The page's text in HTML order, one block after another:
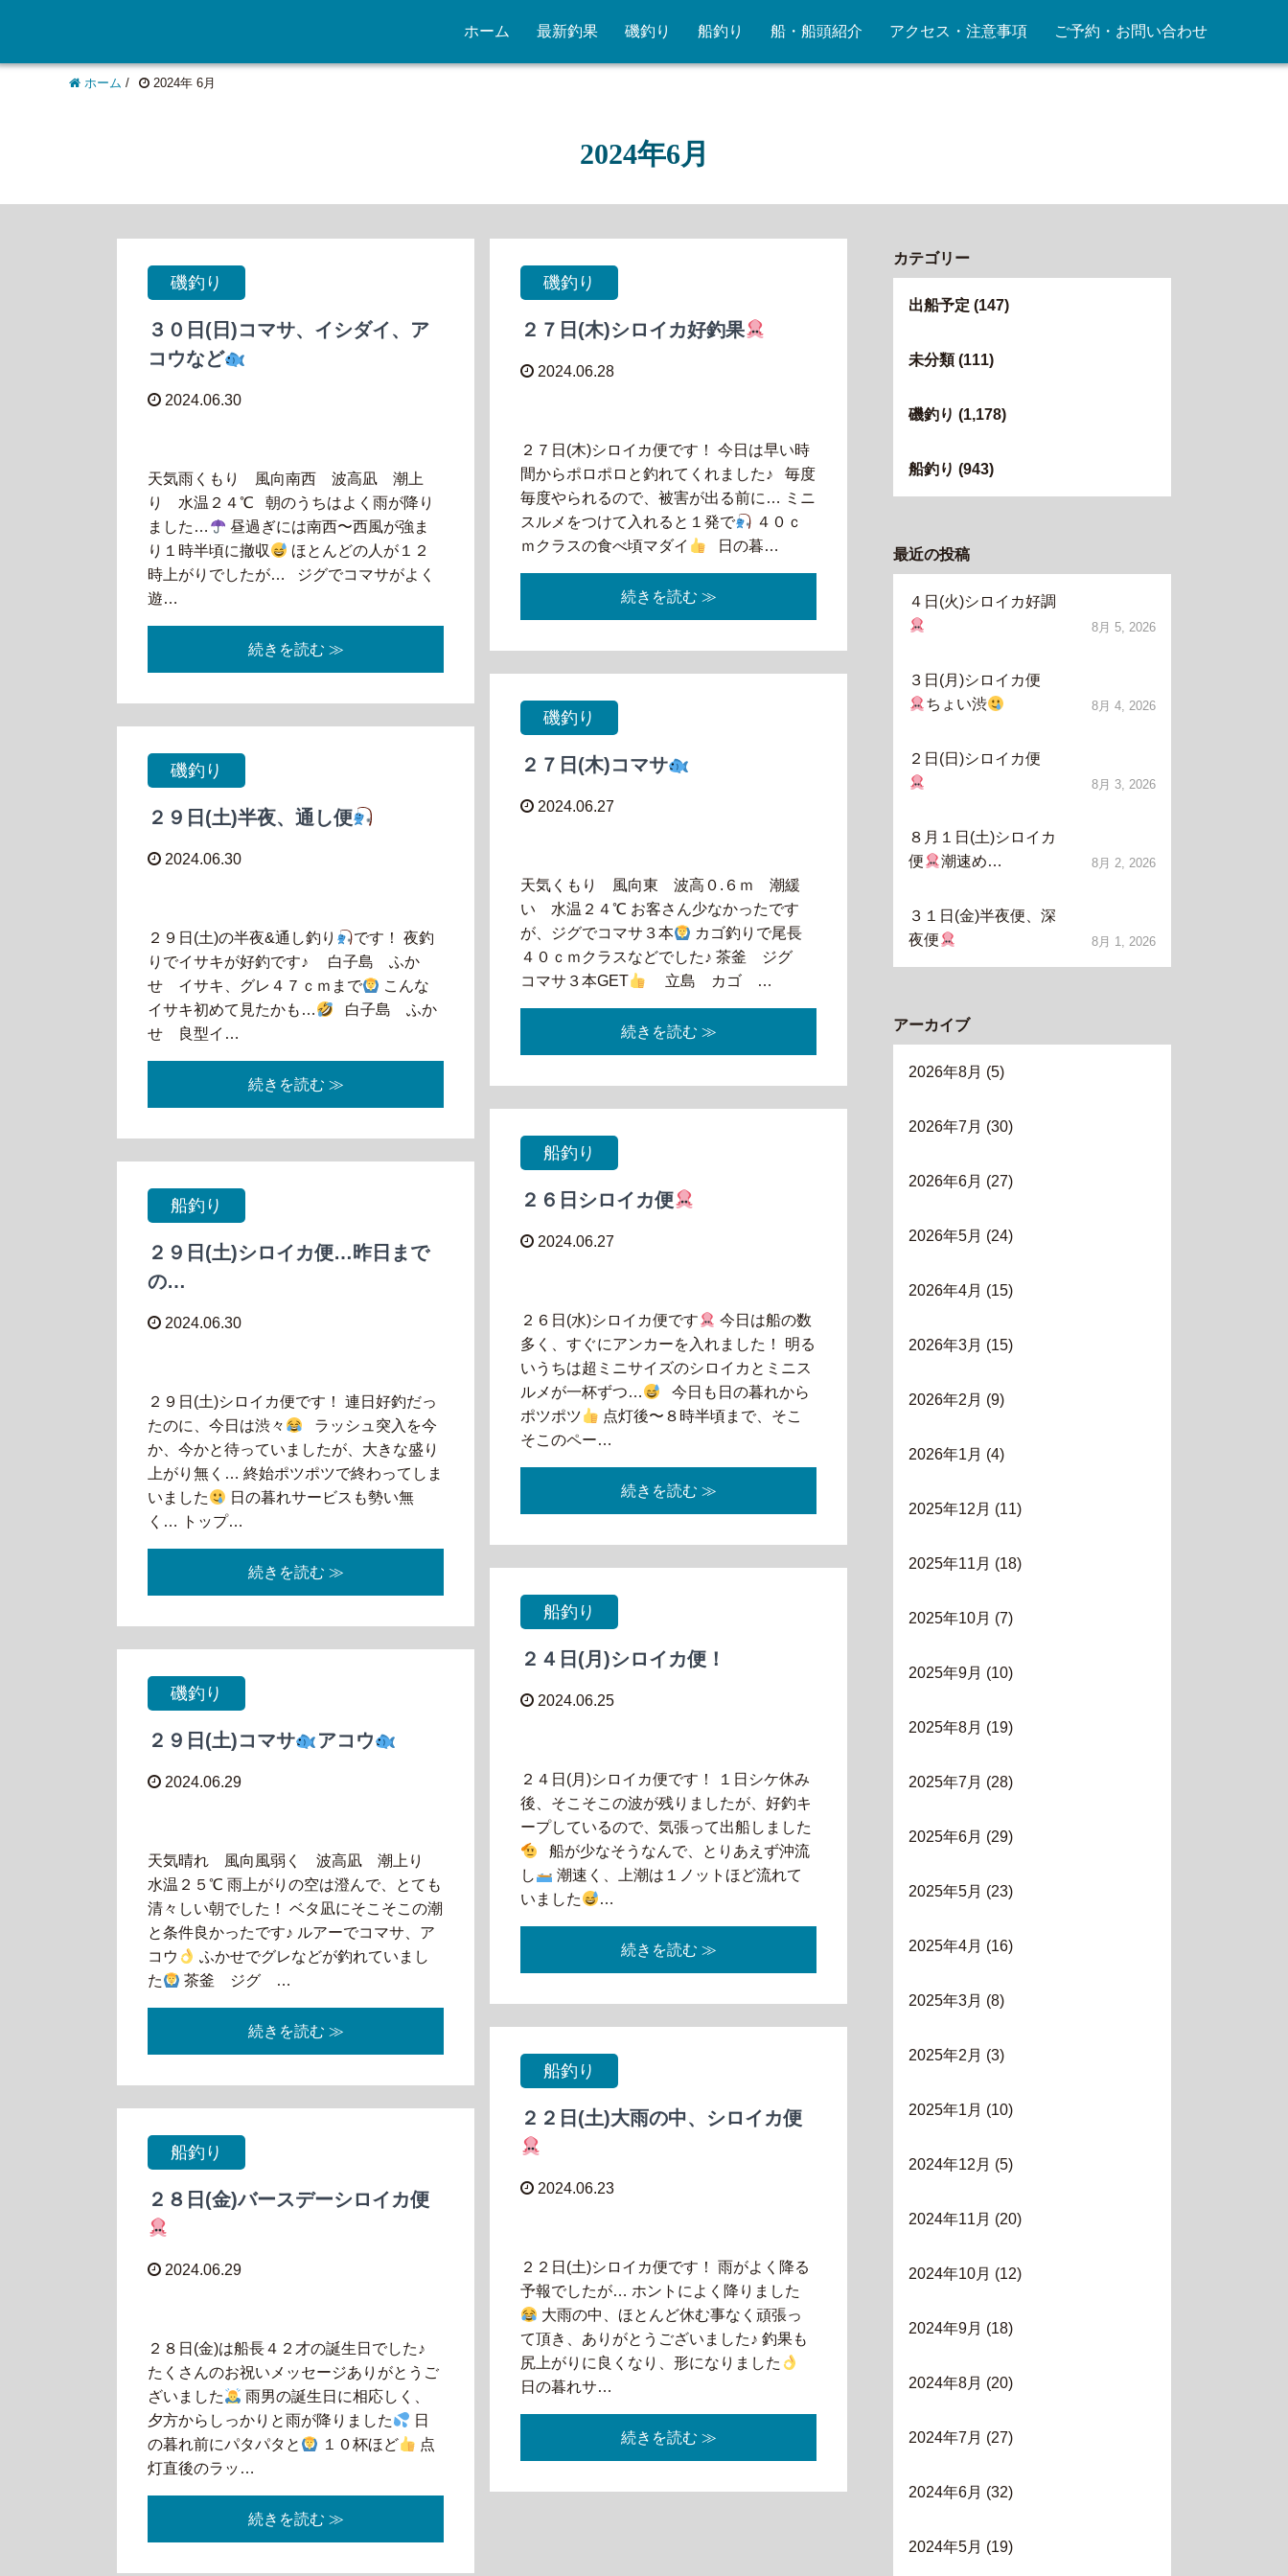
ホーム 最新釣果 磯釣り 船釣り 船・船頭紹介 アクセス・注意事項 ご予約・お問い合わせ
ホーム / 2024年 6月
2024年6月
磯釣り
３０日(日)コマサ、イシダイ、ア
コウなど
2024.06.30
天気雨くもり 風向南西 波高凪 潮上
り 水温２４℃ 朝のうちはよく雨が降り
ました…
昼過ぎには南西〜西風が強ま
り１時半頃に撤収
ほとんどの人が１２
時上がりでしたが… ジグでコマサがよく
遊…
続きを読む ≫
磯釣り
２９日(土)半夜、通し便
2024.06.30
２９日(土)の半夜&通し釣り
です！ 夜釣
りでイサキが好釣です♪ 白子島 ふか
せ イサキ、グレ４７ｃｍまで
こんな
イサキ初めて見たかも…
白子島 ふか
せ 良型イ…
続きを読む ≫
船釣り
２９日(土)シロイカ便…昨日まで
の…
2024.06.30
２９日(土)シロイカ便です！ 連日好釣だっ
たのに、今日は渋々
ラッシュ突入を今
か、今かと待っていましたが、大きな盛り
上がり無く… 終始ポツポツで終わってしま
いました
日の暮れサービスも勢い無
く… トップ…
続きを読む ≫
磯釣り
２９日(土)コマサ アコウ
2024.06.29
天気晴れ 風向風弱く 波高凪 潮上り
水温２５℃ 雨上がりの空は澄んで、とても
清々しい朝でした！ ベタ凪にそこそこの潮
と条件良かったです♪ ルアーでコマサ、ア
コウ
ふかせでグレなどが釣れていまし
た
茶釜 ジグ …
続きを読む ≫
船釣り
２８日(金)バースデーシロイカ便
2024.06.29
２８日(金)は船長４２才の誕生日でした♪
たくさんのお祝いメッセージありがとうご
ざいました
雨男の誕生日に相応しく、
夕方からしっかりと雨が降りました
日
の暮れ前にパタパタと
１０杯ほど
点
灯直後のラッ…
続きを読む ≫
磯釣り
２７日(木)シロイカ好釣果
2024.06.28
２７日(木)シロイカ便です！ 今日は早い時
間からポロポロと釣れてくれました♪ 毎度
毎度やられるので、被害が出る前に… ミニ
スルメをつけて入れると１発で
４０ｃ
ｍクラスの食べ頃マダイ
日の暮…
続きを読む ≫
磯釣り
２７日(木)コマサ
2024.06.27
天気くもり 風向東 波高０.６ｍ 潮緩
い 水温２４℃ お客さん少なかったです
が、ジグでコマサ３本
カゴ釣りで尾長
４０ｃｍクラスなどでした♪ 茶釜 ジグ
コマサ３本GET
立島 カゴ …
続きを読む ≫
船釣り
２６日シロイカ便
2024.06.27
２６日(水)シロイカ便です
今日は船の数
多く、すぐにアンカーを入れました！ 明る
いうちは超ミニサイズのシロイカとミニス
ルメが一杯ずつ…
今日も日の暮れから
ポツポツ
点灯後〜８時半頃まで、そこ
そこのペー…
続きを読む ≫
船釣り
２４日(月)シロイカ便！
2024.06.25
２４日(月)シロイカ便です！ １日シケ休み
後、そこそこの波が残りましたが、好釣キ
ープしているので、気張って出船しました
船が少なそうなんで、とりあえず沖流
し
潮速く、上潮は１ノットほど流れて
いました
…
続きを読む ≫
船釣り
２２日(土)大雨の中、シロイカ便
2024.06.23
２２日(土)シロイカ便です！ 雨がよく降る
予報でしたが… ホントによく降りました
大雨の中、ほとんど休む事なく頑張っ
て頂き、ありがとうございました♪ 釣果も
尻上がりに良くなり、形になりました
日の暮れサ…
続きを読む ≫
カテゴリー
出船予定 (147)
未分類(111)
磯釣り (1,178)
船釣り (943)
最近の投稿
４日(火)シロイカ好調
8月 5, 2026
３日(月)シロイカ便
ちょい渋
8月 4, 2026
２日(日)シロイカ便
8月 3, 2026
８月１日(土)シロイカ
便
潮速め… 8月 2, 2026
３１日(金)半夜便、深
夜便
8月 1, 2026
アーカイブ
2026年8月 (5)
2026年7月 (30)
2026年6月 (27)
2026年5月 (24)
2026年4月 (15)
2026年3月 (15)
2026年2月 (9)
2026年1月 (4)
2025年12月 (11)
2025年11月 (18)
2025年10月 (7)
2025年9月 (10)
2025年8月 (19)
2025年7月 (28)
2025年6月 (29)
2025年5月 (23)
2025年4月 (16)
2025年3月 (8)
2025年2月 (3)
2025年1月 (10)
2024年12月 (5)
2024年11月 (20)
2024年10月 (12)
2024年9月 (18)
2024年8月 (20)
2024年7月 (27)
2024年6月 (32)
2024年5月 (19)